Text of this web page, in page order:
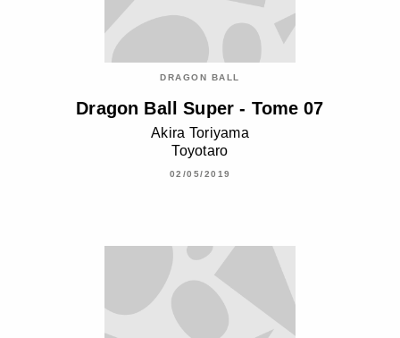
DRAGON BALL
Dragon Ball Super - Tome 07
Akira Toriyama
Toyotaro
02/05/2019